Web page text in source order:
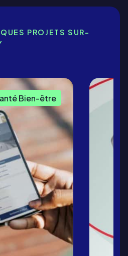
PROJETS SUR-
Bien-être